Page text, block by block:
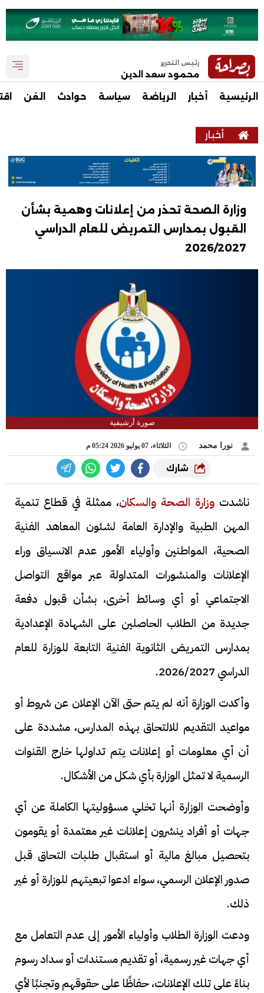
رئيس التحرير
محمود سعد الدين
الرئيسية أخبار الرياضة سياسة حوادث الفن
أخبار
وزارة الصحة تحذر من إعلانات وهمية بشأن
القبول بمدارس التمريض للعام الدراسي
2026/2027
صورة أرشيفية
نورا محمد الثلاثاء، 07 يوليو 2026 05:24 م
شارك
ناشدت وزارة الصحة والسكان، ممثلة في قطاع تنمية
المهن الطبية والإدارة العامة لشئون المعاهد الفنية
الصحية، المواطنين وأولياء الأمور عدم الانسياق وراء
الإعلانات والمنشورات المتداولة عبر مواقع التواصل
الاجتماعي أو أي وسائط أخرى، بشأن قبول دفعة
جديدة من الطلاب الحاصلين على الشهادة الإعدادية
بمدارس التمريض الثانوية الفنية التابعة للوزارة للعام
الدراسي 2026/2027.
وأكدت الوزارة أنه لم يتم حتى الآن الإعلان عن شروط أو
مواعيد التقديم للالتحاق بهذه المدارس، مشددة على
أن أي معلومات أو إعلانات يتم تداولها خارج القنوات
الرسمية لا تمثل الوزارة بأي شكل من الأشكال.
وأوضحت الوزارة أنها تخلي مسؤوليتها الكاملة عن أي
جهات أو أفراد ينشرون إعلانات غير معتمدة أو يقومون
بتحصيل مبالغ مالية أو استقبال طلبات التحاق قبل
صدور الإعلان الرسمي، سواء ادعوا تبعيتهم للوزارة أو غير
ذلك.
ودعت الوزارة الطلاب وأولياء الأمور إلى عدم التعامل مع
أي جهات غير رسمية، أو تقديم مستندات أو سداد رسوم
بناءً على تلك الإعلانات، حفاظًا على حقوقهم وتجنبًا لأي